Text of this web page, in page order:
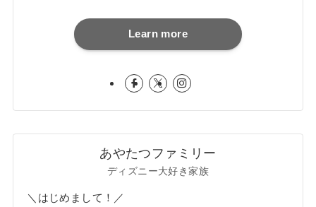
Learn more
あやたつファミリー
ディズニー大好き家族
＼はじめまして！／